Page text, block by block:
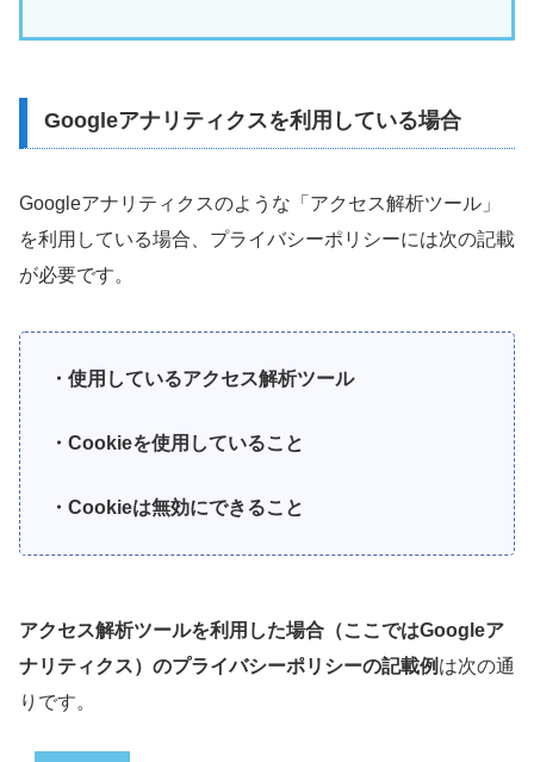
Googleアナリティクスを利用している場合
Googleアナリティクスのような「アクセス解析ツール」
を利用している場合、プライバシーポリシーには次の記載
が必要です。
・使用しているアクセス解析ツール
・Cookieを使用していること
・Cookieは無効にできること
アクセス解析ツールを利用した場合（ここではGoogleア
ナリティクス）のプライバシーポリシーの記載例 は次の通
りです。